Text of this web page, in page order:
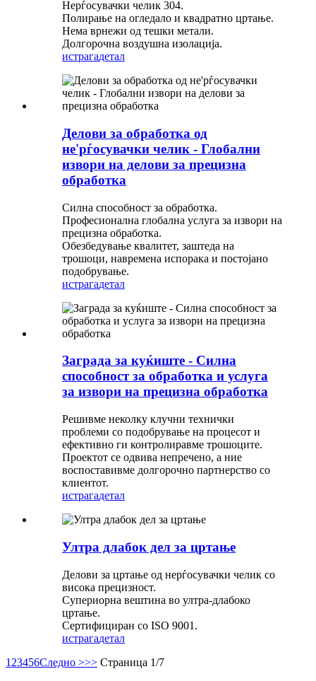
Нерѓосувачки челик 304.
Полирање на огледало и квадратно цртање.
Нема врнежи од тешки метали.
Долгорочна воздушна изолација.
истрагадетал
Делови за обработка од
не'рѓосувачки челик - Глобални
извори на делови за прецизна
обработка
Силна способност за обработка.
Професионална глобална услуга за извори на
прецизна обработка.
Обезбедување квалитет, заштеда на
трошоци, навремена испорака и постојано
подобрување.
истрагадетал
Заграда за куќиште - Силна
способност за обработка и услуга
за извори на прецизна обработка
Решивме неколку клучни технички
проблеми со подобрување на процесот и
ефективно ги контролиравме трошоците.
Проектот се одвива непречено, а ние
воспоставивме долгорочно партнерство со
клиентот.
истрагадетал
Ултра длабок дел за цртање
Делови за цртање од нерѓосувачки челик со
висока прецизност.
Супериорна вештина во ултра-длабоко
цртање.
Сертифициран со ISO 9001.
истрагадетал
1 23456Следно >>> Страница 1/7